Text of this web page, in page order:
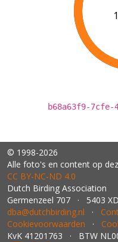
b68a63f9-7cfe-
© 1998-2026
Alle foto's en content op
CC BY‑NC‑ND 4.0
Dutch Birding Association
Germenzeel 707 · 5403
dba@dutchbirding.nl ·
Cookievoorwaarden ·
KvK 41201763 · BTW